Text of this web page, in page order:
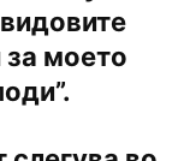
за моето